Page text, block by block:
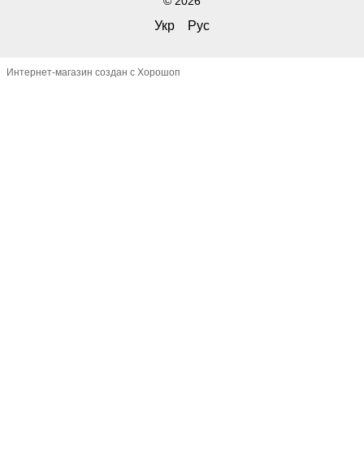
Укр Рус
Интернет-магазин создан с Хорошоп